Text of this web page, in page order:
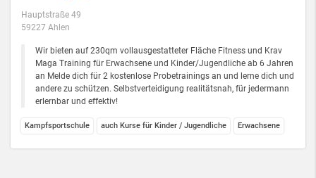
Hauptstraße 49
59227 Ahlen
Wir bieten auf 230qm vollausgestatteter Fläche Fitness und Krav
Maga Training für Erwachsene und Kinder/Jugendliche ab 6 Jahren
an Melde dich für 2 kostenlose Probetrainings an und lerne dich und
andere zu schützen. Selbstverteidigung realitätsnah, für jedermann
erlernbar und effektiv!
Kampfsportschule auch Kurse für Kinder / Jugendliche Erwachsene